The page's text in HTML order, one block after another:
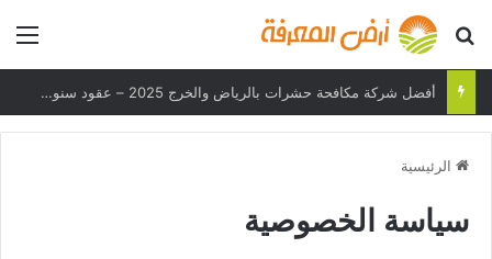
بحث عن
أفضل شركة مكافحة حشرات بالرياض والخرج 2025 – عقود سنوية وحلول فعالة
الرئيسية
سياسة الخصوصية